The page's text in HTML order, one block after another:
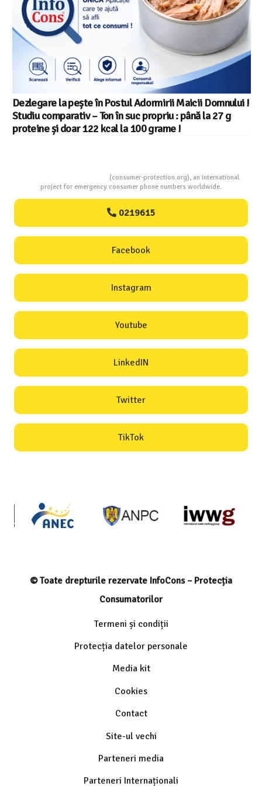
Dezlegare la pește în Postul Adormirii Maicii Domnului !
Studiu comparativ – Ton în suc propriu : până la 27 g
proteine și doar 122 kcal la 100 grame !
(consumer-protection.org), an international
project for emergency consumer phone numbers worldwide.
0219615
Facebook
Instagram
Youtube
LinkedIN
Twitter
TikTok
© Toate drepturile rezervate InfoCons – Protecția
Consumatorilor
Termeni și condiții
Protecția datelor personale
Media kit
Cookies
Contact
Site-ul vechi
Parteneri media
Parteneri Internaționali